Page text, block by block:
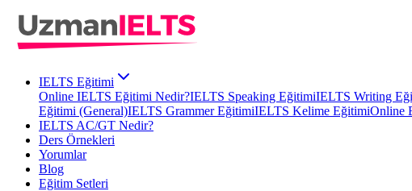
IELTS Eğitimi
Online IELTS Eğitimi Nedir?IELTS Speaking EğitimiIELTS Writing
Eğitimi (General)IELTS Grammer EğitimiIELTS Kelime EğitimiOnline
IELTS AC/GT Nedir?
Ders Örnekleri
Yorumlar
Blog
Eğitim Setleri